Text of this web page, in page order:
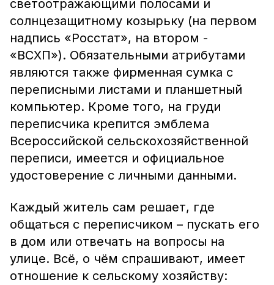
светоотражающими полосами и
солнцезащитному козырьку (на первом
надпись «Росстат», на втором -
«ВСХП»). Обязательными атрибутами
являются также фирменная сумка с
переписными листами и планшетный
компьютер. Кроме того, на груди
переписчика крепится эмблема
Всероссийской сельскохозяйственной
переписи, имеется и официальное
удостоверение с личными данными.
Каждый житель сам решает, где
общаться с переписчиком – пускать его
в дом или отвечать на вопросы на
улице. Всё, о чём спрашивают, имеет
отношение к сельскому хозяйству: